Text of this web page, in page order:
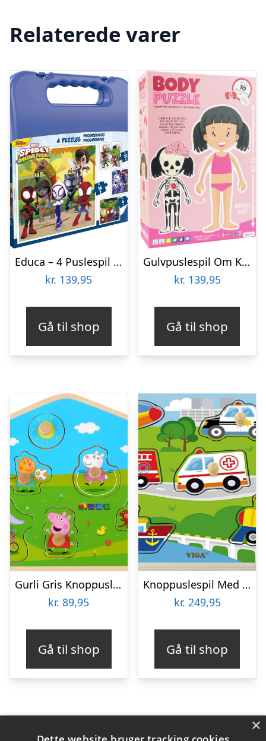
Relaterede varer
Educa – 4 Puslespil I Kuffert – 6-9-12-16 Brikker – Spidey & His Amazing Friends
kr. 139,95
Gå til shop
Gulvpuslespil Om Kroppen – Pige
kr. 139,95
Gå til shop
Gurli Gris Knoppuslespil – Træpuslespil Med Knopper
kr. 89,95
Gå til shop
Knoppuslespil Med Lyd – Transport – Træ – Viga
kr. 249,95
Gå til shop
Varekategorier
×